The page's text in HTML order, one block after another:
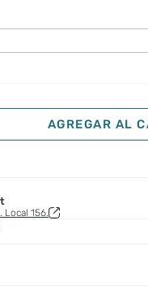
AGREGAR AL
Local 156.